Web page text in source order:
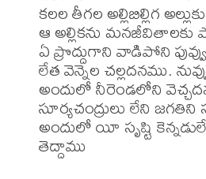
కలల తీగల అల్లిబిల్లిగ
ఆ అల్లికను మనజీవితాలకు
ఏ ప్రొద్దుగాని వాడిపోని
లేత వెన్నెల చల్లదనము.
అందులో నీరెండలోని
సూర్యచంద్రులు లేని జగతిని
అందులో యీ సృష్టి